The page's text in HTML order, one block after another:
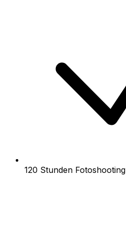
120 Stunden Fotoshooting